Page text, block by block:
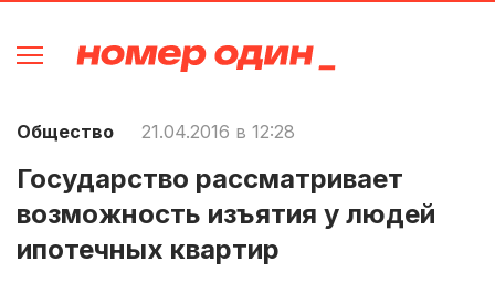
Общество 21.04.2016 в 12:28
Государство рассматривает
возможность изъятия у людей
ипотечных квартир